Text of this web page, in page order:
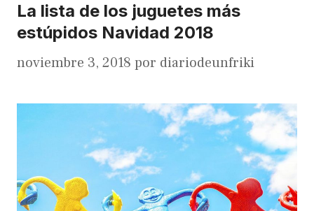
La lista de los juguetes más
estúpidos Navidad 2018
noviembre 3, 2018 por diariodeunfriki